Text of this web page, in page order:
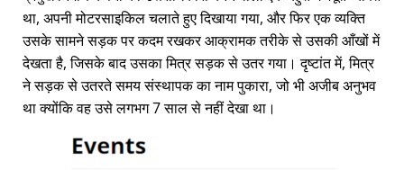
था, अपनी मोटरसाइकिल चलाते हुए दिखाया गया, और फिर एक व्यक्ति
उसके सामने सड़क पर कदम रखकर आक्रामक तरीके से उसकी आँखों में
देखता है, जिसके बाद उसका मित्र सड़क से उतर गया। दृष्टांत में, मित्र
ने सड़क से उतरते समय संस्थापक का नाम पुकारा, जो भी अजीब अनुभव
था क्योंकि वह उसे लगभग 7 साल से नहीं देखा था।